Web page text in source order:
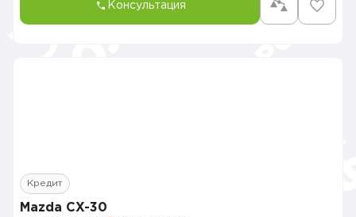
Консультация
Кредит
Mazda CX-30